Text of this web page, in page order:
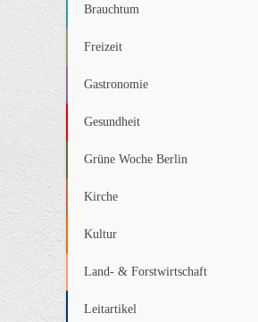
Brauchtum
Freizeit
Gastronomie
Gesundheit
Grüne Woche Berlin
Kirche
Kultur
Land- & Forstwirtschaft
Leitartikel